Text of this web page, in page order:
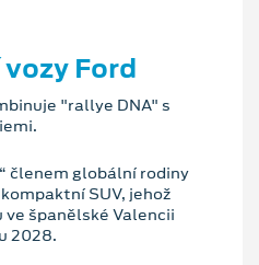
Ford
"rallye DNA" s
členem globální rodiny
SUV, jehož
ve španělské Valencii
2028.